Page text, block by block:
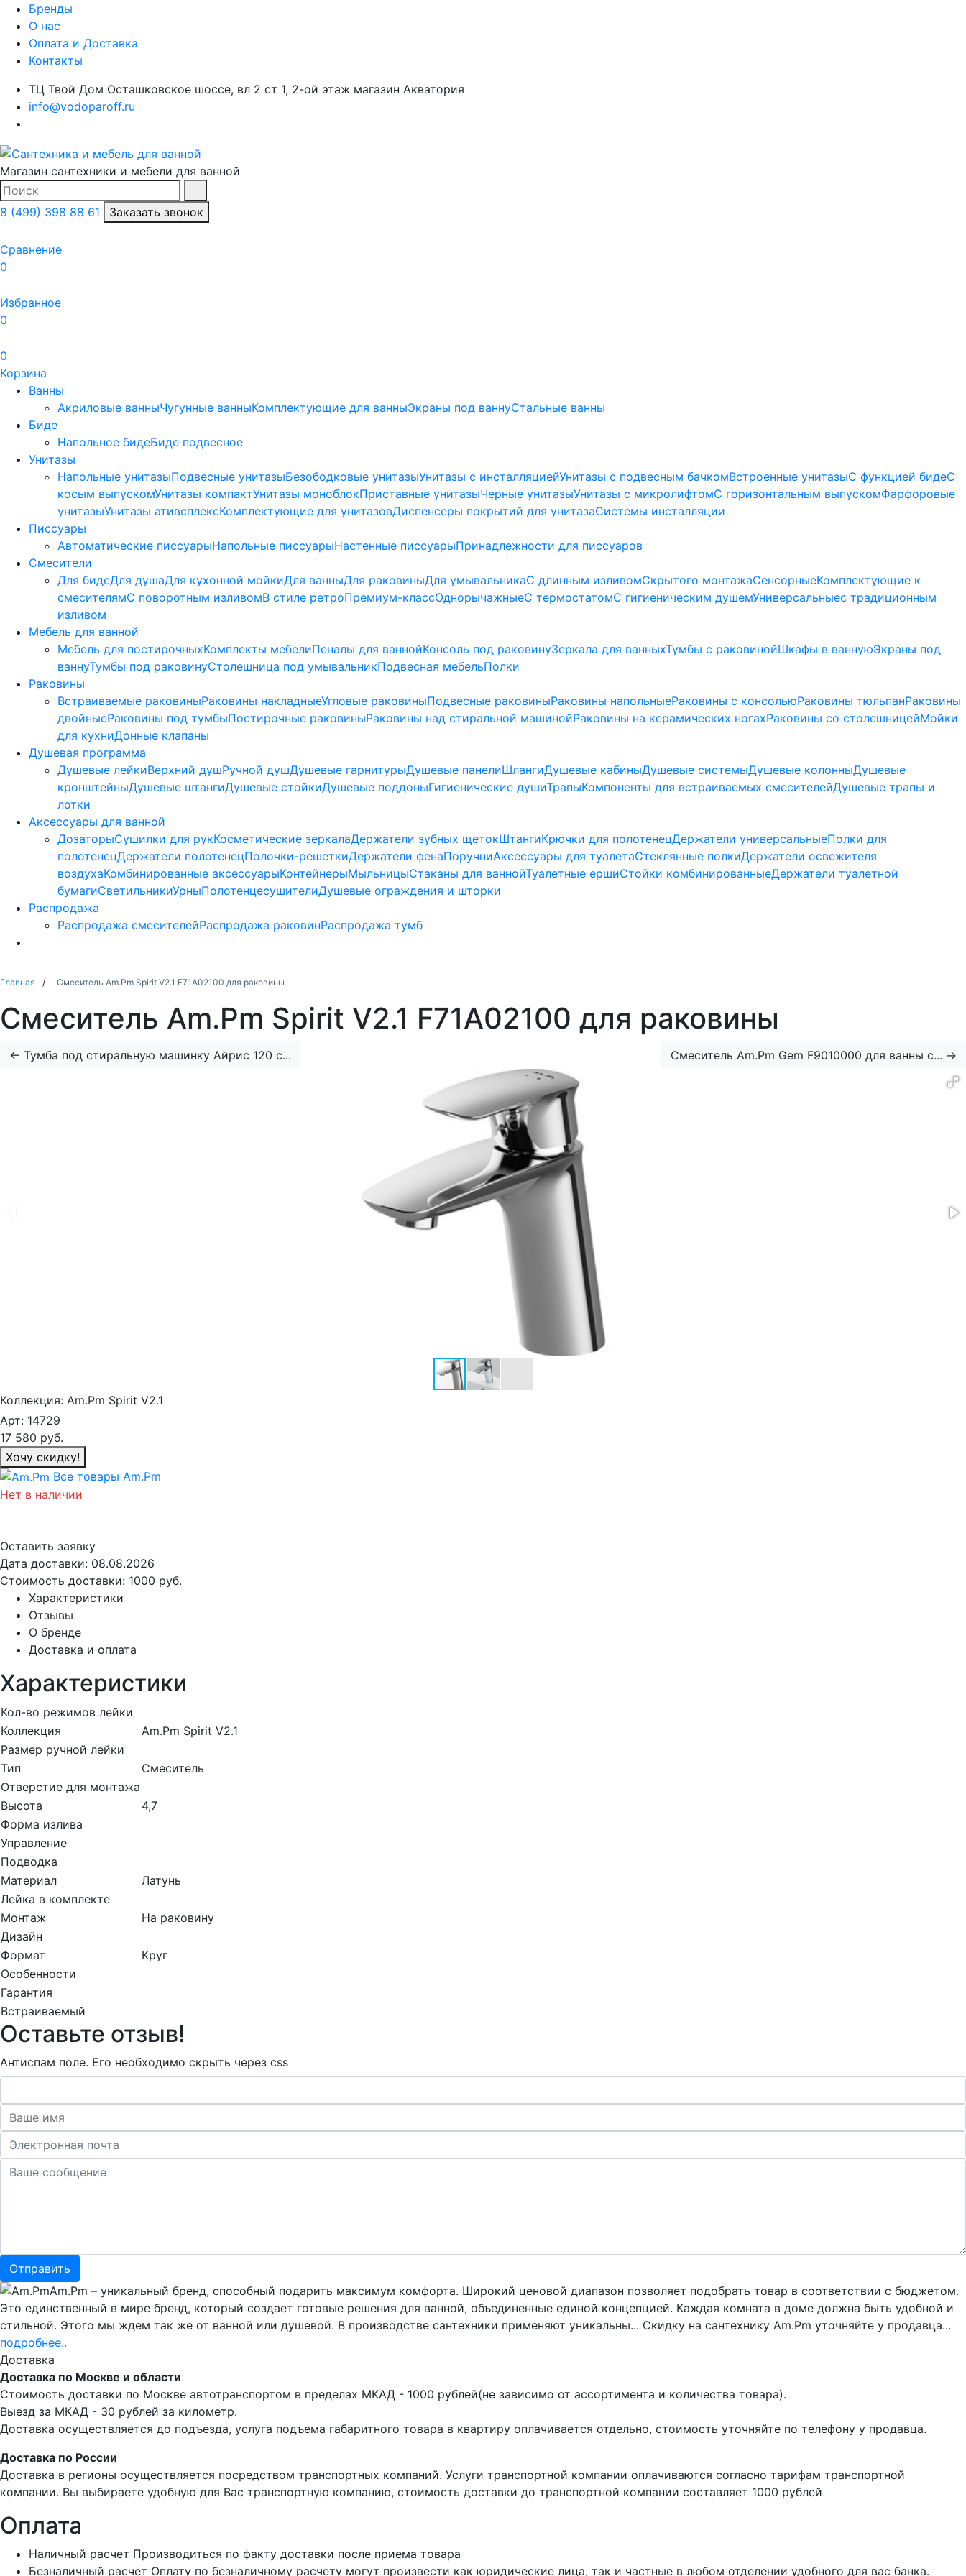
Бренды
О нас
Оплата и Доставка
Контакты
ТЦ Твой Дом Осташковское шоссе, вл 2 ст 1, 2-ой этаж магазин Акватория
info@vodoparoff.ru
Магазин сантехники и мебели для ванной
Поиск
8 (499) 398 88 61
Заказать звонок
Сравнение
0
Избранное
0
0
Корзина
Ванны
Акриловые ванныЧугунные ванныКомплектующие для ванныЭкраны под ваннуСтальные ванны
Биде
Напольное бидеБиде пoдвеснoе
Унитазы
Напольные унитазыПодвесные унитазыБезободковые унитазыУнитазы с инсталляциейУнитазы с подвесным бачкомВстроенные унитазыС функцией бидеС
косым выпускомУнитазы компактУнитазы моноблокПриставные унитазыЧерные унитазыУнитазы с микролифтомC горизонтальным выпускомФарфоровые
унитазыУнитазы ативсплексКомплектующие для унитазовДиспенсеры покрытий для унитазаСистемы инсталляции
Писсуары
Автоматические писсуарыНапольные писсуарыНастенные писсуарыПринадлежности для писсуаров
Смесители
Для бидеДля душаДля кухонной мойкиДля ванныДля раковиныДля умывальникаС длинным изливомСкрытого монтажаСенсорныеКомплектующие к
смесителямС поворотным изливомВ стиле ретроПремиум-классОднорычажныеС термостатомС гигиеническим душемУниверсальныес традиционным
изливом
Мебель для ванной
Мебель для постирочныхКомплекты мебелиПеналы для ваннойКонсоль под раковинуЗеркала для ванныхТумбы с раковинойШкафы в ваннуюЭкраны под
ваннуТумбы под раковинуСтолешница под умывальникПодвесная мебельПолки
Раковины
Встраиваемые раковиныРаковины накладныеУгловые раковиныПодвесные раковиныРаковины напольныеРаковины с консольюРаковины тюльпанРаковины
двойныеРаковины под тумбыПостирочные раковиныРаковины над стиральной машинойРаковины на керамических ногахРаковины со столешницейМойки
для кухниДонные клапаны
Душевая программа
Душевые лейкиВерхний душРучной душДушевые гарнитурыДушевые панелиШлангиДушевые кабиныДушевые системыДушевые колонныДушевые
кронштейныДушевые штангиДушевые стойкиДушевые поддоныГигиенические душиТрапыКомпоненты для встраиваемых смесителейДушевые трапы и
лотки
Аксессуары для ванной
ДозаторыСушилки для рукКосметические зеркалаДержатели зубных щетокШтангиКрючки для полотенецДержатели универсальныеПолки для
полотенецДержатели полотенецПолочки-решеткиДержатели фенаПоручниАксессуары для туалетаСтеклянные полкиДержатели освежителя
воздухаКомбинированные аксессуарыКонтейнерыМыльницыСтаканы для ваннойТуалетные ершиСтойки комбинированныеДержатели туалетной
бумагиСветильникиУрныПолотенцесушителиДушевые ограждения и шторки
Распродажа
Распродажа смесителейРаспродажа раковинРаспродажа тумб
Главная Смеситель Am.Pm Spirit V2.1 F71A02100 для раковины
Смеситель Am.Pm Spirit V2.1 F71A02100 для раковины
← Тумба под стиральную машинку Айрис 120 с... Смеситель Am.Pm Gem F9010000 для ванны с... →
Коллекция: Am.Pm Spirit V2.1
Арт: 14729
17 580 руб.
Хочу скидку!
Все товары Am.Pm
Нет в наличии
Оставить заявку
Дата доставки: 08.08.2026
Стоимость доставки: 1000 руб.
Характеристики
Отзывы
О бренде
Доставка и оплата
Характеристики
Кол-во режимов лейки
Коллекция
Am.Pm Spirit V2.1
Размер ручной лейки
Тип
Смеситель
Отверстие для монтажа
Высота
4,7
Форма излива
Управление
Подводка
Материал
Латунь
Лейка в комплекте
Монтаж
На раковину
Дизайн
Формат
Круг
Особенности
Гарантия
Встраиваемый
Оставьте отзыв!
Антиспам поле. Его необходимо скрыть через css
Am.Pm – уникальный бренд, способный подарить максимум комфорта. Широкий ценовой диапазон позволяет подобрать товар в соответствии с бюджетом.
Это единственный в мире бренд, который создает готовые решения для ванной, объединенные единой концепцией. Каждая комната в доме должна быть удобной и
стильной. Этого мы ждем так же от ванной или душевой. В производстве сантехники применяют уникальны... Скидку на сантехнику Am.Pm уточняйте у продавца...
подробнее..
Доставка
Доставка по Москве и области
Стоимость доставки по Москве автотранспортом в пределах МКАД - 1000 рублей(не зависимо от ассортимента и количества товара).
Выезд за МКАД - 30 рублей за километр.
Доставка осуществляется до подъезда, услуга подъема габаритного товара в квартиру оплачивается отдельно, стоимость уточняйте по телефону у продавца.
Доставка по России
Доставка в регионы осуществляется посредством транспортных компаний. Услуги транспортной компании оплачиваются согласно тарифам транспортной
компании. Вы выбираете удобную для Вас транспортную компанию, стоимость доставки до транспортной компании составляет 1000 рублей
Оплата
Наличный расчет Производиться по факту доставки после приема товара
Безналичный расчет Оплату по безналичному расчету могут произвести как юридические лица, так и частные в любом отделении удобного для вас банка.